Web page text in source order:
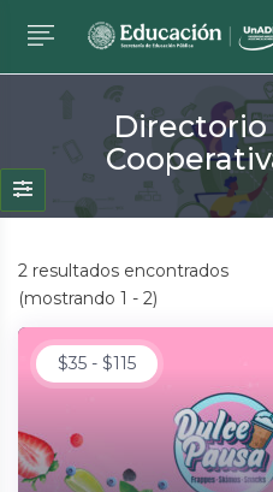
2 resultados encontrados
(mostrando 1 - 2)
$35 - $115